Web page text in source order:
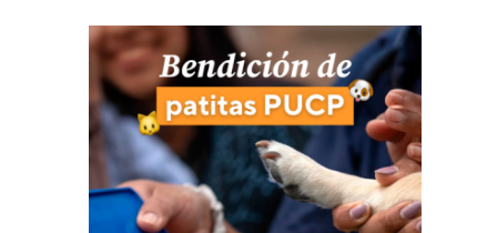
En la PUCP también celebramos a quienes
llenan nuestros días de amor
incondicional. La Bendición de Patitas
reunió a nuestra comunidad y sus peludos
para compartir cariño, energía y muchas
sonrisas.